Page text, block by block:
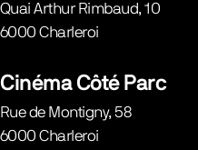
Quai Arthur Rimbaud, 10
6000 Charleroi
Cinéma Côté Parc
Rue de Montigny, 58
6000 Charleroi